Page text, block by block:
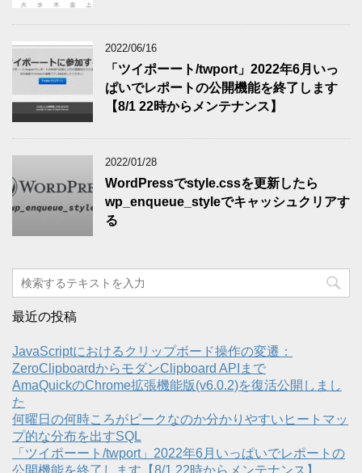
2022/06/16
「ツイポーート/twport」2022年6月いっ
ぱいでレポートの公開機能を終了します
【8/1 22時からメンテナンス】
2022/01/28
WordPressでstyle.cssを更新したら
wp_enqueue_styleでキャッシュクリアす
る
最近の投稿
JavaScriptにおけるクリップボード操作の変遷：
ZeroClipboardからモダンClipboard APIまで
AmaQuickのChrome拡張機能版(v6.0.2)を復活公開しまし
た
何曜日の何時ころがピークなのか分かりやすいヒートマッ
プ的な分布を出すSQL
「ツイポーート/twport」2022年6月いっぱいでレポートの
公開機能を終了します【8/1 22時からメンテナンス】